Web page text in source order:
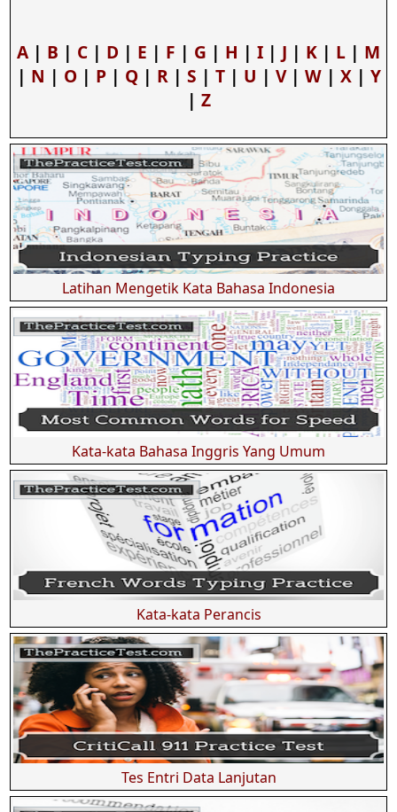
A | B | C | D | E | F | G | H | I | J | K | L | M
| N | O| P| Q| R| S | T| U | V| W| X| Y
| Z
Latihan Mengetik Kata Bahasa Indonesia
Kata-kata Bahasa Inggris Yang Umum
Kata-kata Perancis
Tes Entri Data Lanjutan